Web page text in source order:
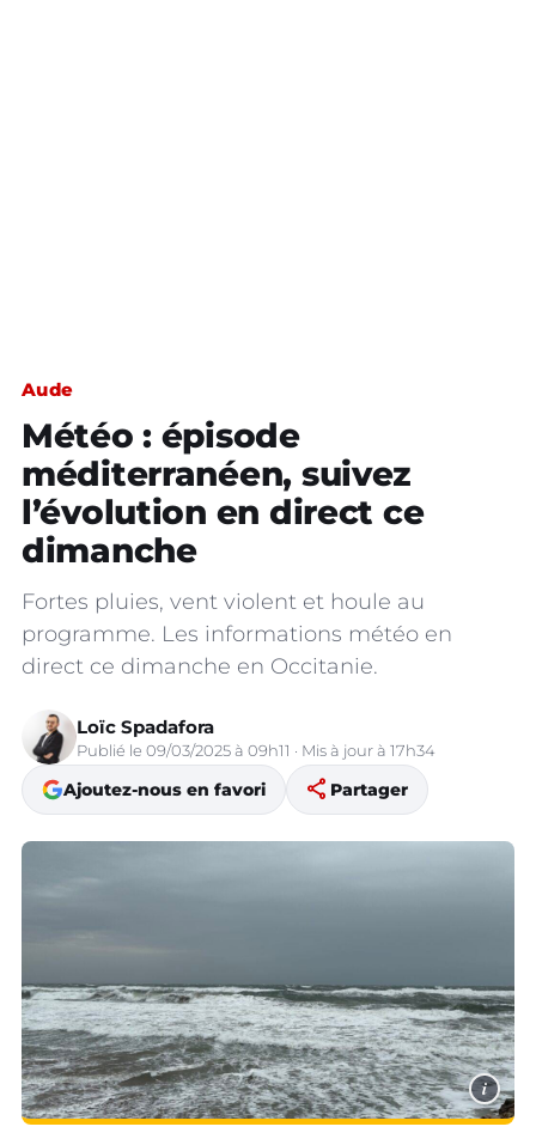
Aude
Météo : épisode
méditerranéen, suivez
l’évolution en direct ce
dimanche
Fortes pluies, vent violent et houle au
programme. Les informations météo en
direct ce dimanche en Occitanie.
Loïc Spadafora
Publié le 09/03/2025 à 09h11 · Mis à jour à 17h34
Ajoutez-nous en favori share Partager
i